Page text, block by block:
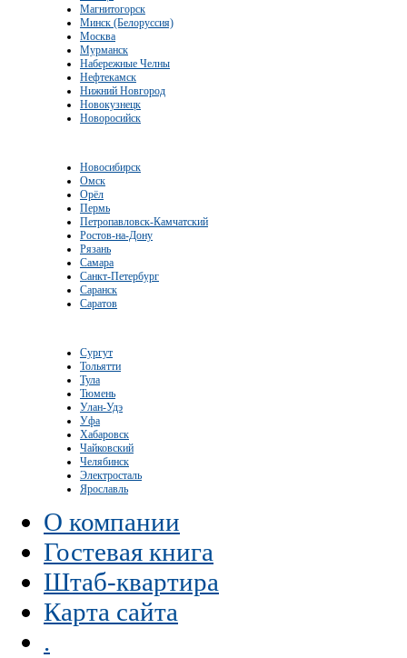
Магнитогорск
Минск (Белоруссия)
Москва
Мурманск
Набережные Челны
Нефтекамск
Нижний Новгород
Новокузнецк
Новоросийск
Новосибирск
Омск
Орёл
Пермь
Петропавловск-Камчатский
Ростов-на-Дону
Рязань
Самара
Санкт-Петербург
Саранск
Саратов
Сургут
Тольятти
Тула
Тюмень
Улан-Удэ
Уфа
Хабаровск
Чайковский
Челябинск
Электросталь
Ярославль
О компании
Гостевая книга
Штаб-квартира
Карта сайта
.